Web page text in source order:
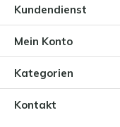
Kundendienst
Mein Konto
Kategorien
Kontakt